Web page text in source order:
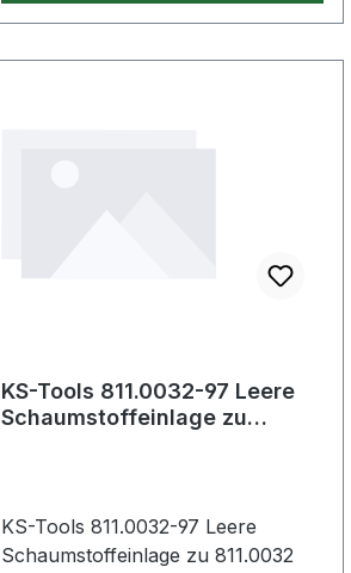
KS-Tools 811.0032-97 Leere
Schaumstoffeinlage zu
KS-Tools 811.0032-97 Leere
Schaumstoffeinlage zu 811.0032